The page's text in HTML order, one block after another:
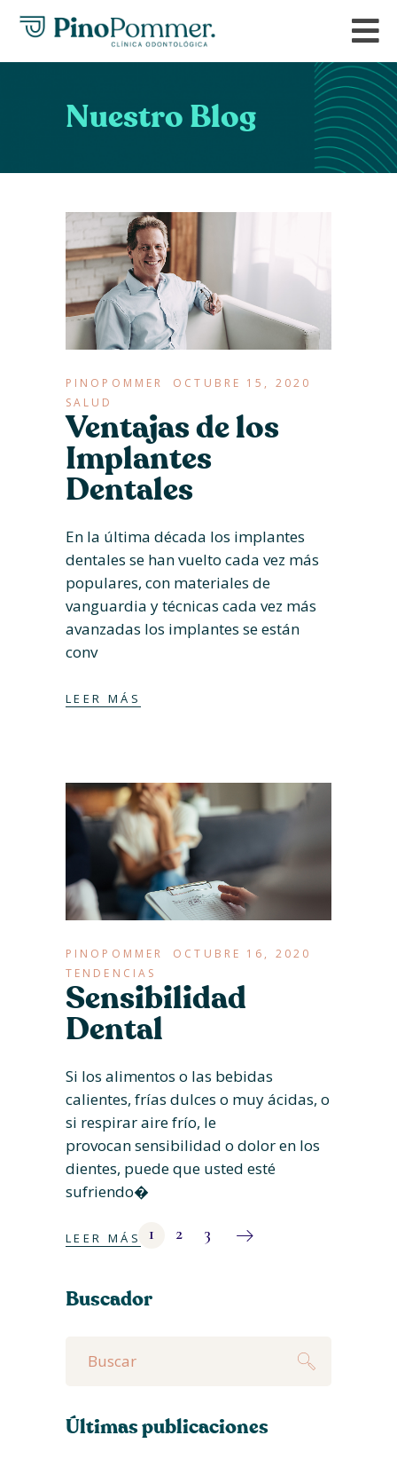
Nuestro Blog
PINOPOMMER
OCTUBRE 15, 2020
SALUD
Ventajas de los
Implantes
Dentales
En la última década los implantes
dentales se han vuelto cada vez más
populares, con materiales de
vanguardia y técnicas cada vez más
avanzadas los implantes se están
conv
LEER MÁS
PINOPOMMER
OCTUBRE 16, 2020
TENDENCIAS
Sensibilidad
Dental
Si los alimentos o las bebidas
calientes, frías dulces o muy ácidas, o
si respirar aire frío, le
provocan sensibilidad o dolor en los
dientes, puede que usted esté
sufriendo�
LEER MÁS 1 2 3
Buscador
para:
Últimas publicaciones